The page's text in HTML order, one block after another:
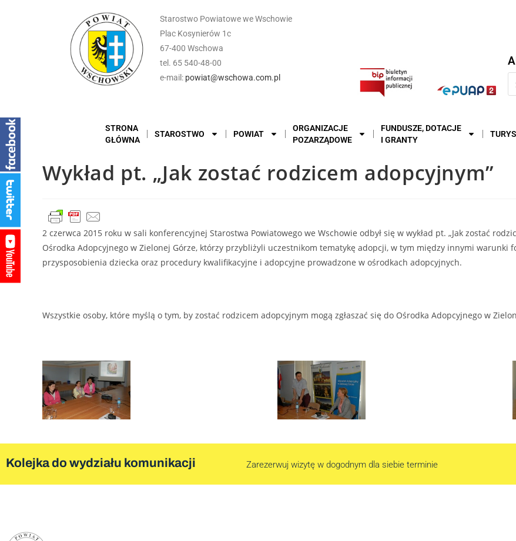
Starostwo Powiatowe we Wschowie
Plac Kosynierów 1c
67-400 Wschowa
tel. 65 540-48-00
e-mail: powiat@wschowa.com.pl
STRONA
GŁÓWNA
STAROSTWO POWIAT
ORGANIZACJE
POZARZĄDOWE
FUNDUSZE, DOTACJE
I GRANTY
Wykład pt. „Jak zostać rodzicem adopcyjnym”
2 czerwca 2015 roku w sali konferencyjnej Starostwa Powiatowego we Wschowie odbył się w wykład pt. „Jak zostać
Ośrodka Adopcyjnego w Zielonej Górze, którzy przybliżyli uczestnikom tematykę adopcji, w tym między innymi warunki
przysposobienia dziecka oraz procedury kwalifikacyjne i adopcyjne prowadzone w ośrodkach adopcyjnych.
Wszystkie osoby, które myślą o tym, by zostać rodzicem adopcyjnym mogą zgłaszać się do Ośrodka Adopcyjnego w
Kolejka do wydziału komunikacji Zarezerwuj wizytę w dogodnym dla siebie terminie